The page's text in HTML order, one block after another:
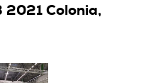
2021 Colonia,